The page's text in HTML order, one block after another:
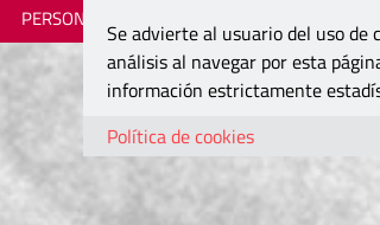
PERSONAJES
Se advierte al usuario del uso de
análisis al navegar por esta
información estrictamente
Política de cookies